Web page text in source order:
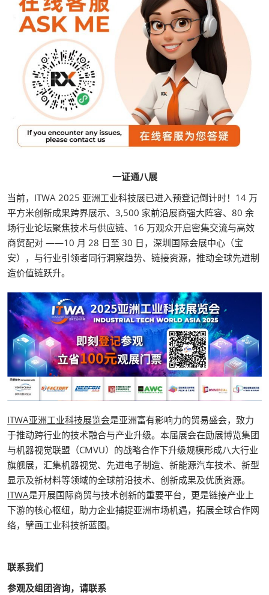
一证通八展
当前，ITWA 2025 亚洲工业科技展已进入预登记倒计时！14 万
平方米创新成果跨界展示、3,500 家前沿展商强大阵容、80 余
场行业论坛聚焦技术与供应链、16 万观众开启密集交流与高效
商贸配对 ——10 月 28 日至 30 日，深圳国际会展中心（宝
安），与行业引领者同行洞察趋势、链接资源，推动全球先进制
造价值链跃升。
ITWA亚洲工业科技展览会是亚洲富有影响力的贸易盛会，致力
于推动跨行业的技术融合与产业升级。本届展会在励展博览集团
与机器视觉联盟（CMVU）的战略合作下升级规模形成八大行业
旗舰展，汇集机器视觉、先进电子制造、新能源汽车技术、新型
显示及新材料等领域的全球前沿技术、创新成果及优质资源。
ITWA是开展国际商贸与技术创新的重要平台，更是链接产业上
下游的核心枢纽，助力企业捕捉亚洲市场机遇，拓展全球合作网
络，擘画工业科技新蓝图。
联系我们
参观及组团咨询，请联系